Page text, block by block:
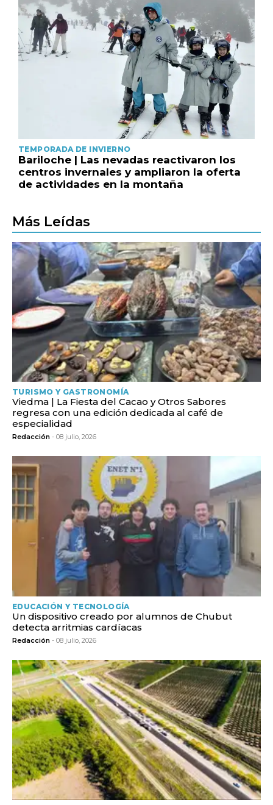
TEMPORADA DE INVIERNO
Bariloche | Las nevadas reactivaron los
centros invernales y ampliaron la oferta
de actividades en la montaña
Más Leídas
TURISMO Y GASTRONOMÍA
Viedma | La Fiesta del Cacao y Otros Sabores
regresa con una edición dedicada al café de
especialidad
Redacción - 08 julio, 2026
EDUCACIÓN Y TECNOLOGÍA
Un dispositivo creado por alumnos de Chubut
detecta arritmias cardíacas
Redacción - 08 julio, 2026